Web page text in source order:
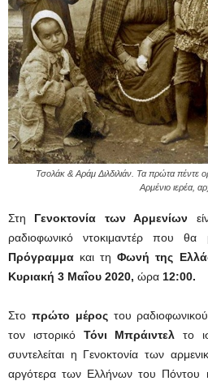
Τσολάκ & Αράμ Διλδιλιάν. Τα πρώτα πέντε
Αρμένιο ιερέα,
Στη Γενοκτονία των Αρμενίων
ραδιοφωνικό ντοκιμαντέρ που
Πρόγραμμα και τη Φωνή της
Κυριακή 3 Μαΐου 2020, ώρα 12:00.
Στο πρώτο μέροςτου
τον ιστορικό Τόνι Μπράιντελ το
συντελείται η Γενοκτονία των
αργότερα των Ελλήνων του Πόντου